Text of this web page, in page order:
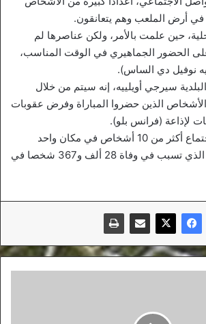
أرض الملعب وهم يتعانقون.
حين علمت بالأمر، ولكن عناصرها لم
الحضور الجماهيري في الوقت المناسب،
نوفيل دي الساس).
سيرجي أويلييه، إنه سيتم من خلال
الأشخاص الذين حضروا المباراة وفرض عقوبات
لإذاعة (فرانس بلو).
وتحظر فرنسا حاليا اجتماع أكثر من 10 أشخاص في مكان واحد
بسبب فيروس كورونا الذي تسبب في وفاة 28 ألف و367 شخصا في